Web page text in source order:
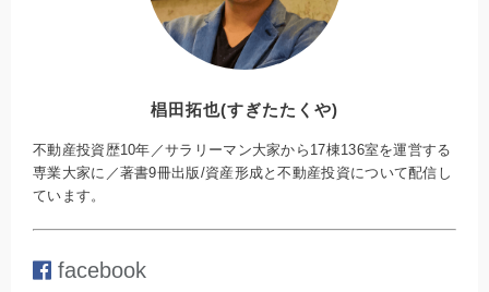
椙田拓也(すぎたたくや)
不動産投資歴10年／サラリーマン大家から17棟136室を運営する
専業大家に／著書9冊出版/資産形成と不動産投資について配信し
ています。
facebook